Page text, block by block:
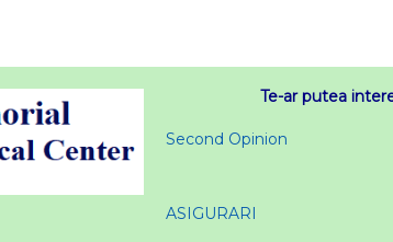
Te-ar putea
Second Opinion
ASIGURARI